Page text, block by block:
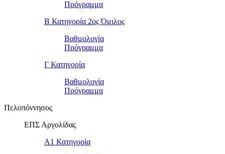
Πρόγραμμα
Β Κατηγορία 2ος Όμιλος
Βαθμολογία
Πρόγραμμα
Γ Κατηγορία
Βαθμολογία
Πρόγραμμα
Πελοπόννησος
ΕΠΣ Αργολίδας
Α1 Κατηγορία